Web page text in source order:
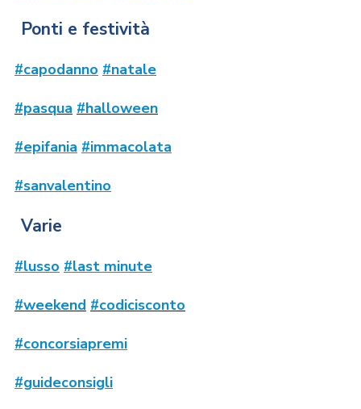
Ponti e festività
#capodanno #natale
#pasqua #halloween
#epifania #immacolata
#sanvalentino
Varie
#lusso #last minute
#weekend #codicisconto
#concorsiapremi
#guideconsigli